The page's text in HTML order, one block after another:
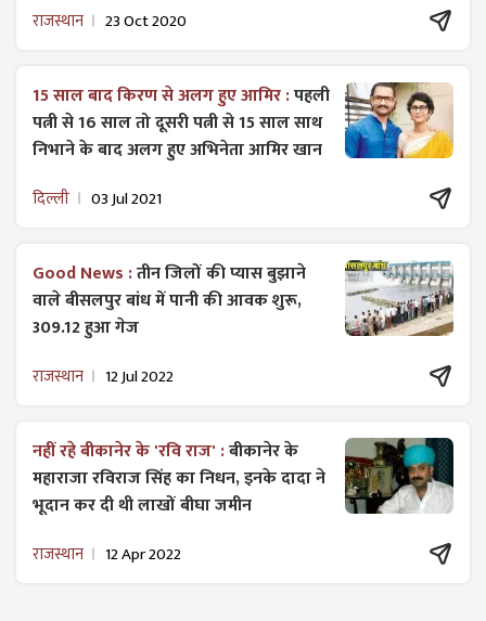
राजस्थान 23 Oct 2020
15 साल बाद किरण से अलग हुए आमिर :पहली
पत्नी से 16 साल तो दूसरी पत्नी से 15 साल साथ
निभाने के बाद अलग हुए अभिनेता आमिर खान
दिल्ली 03 Jul 2021
Good News :तीन जिलों की प्यास बुझाने
वाले बीसलपुर बांध में पानी की आवक शुरू,
309.12 हुआ गेज
राजस्थान 12 Jul 2022
नहीं रहे बीकानेर के 'रवि राज' :बीकानेर के
महाराजा रविराज सिंह का निधन, इनके दादा ने
भूदान कर दी थी लाखों बीघा जमीन
राजस्थान 12 Apr 2022